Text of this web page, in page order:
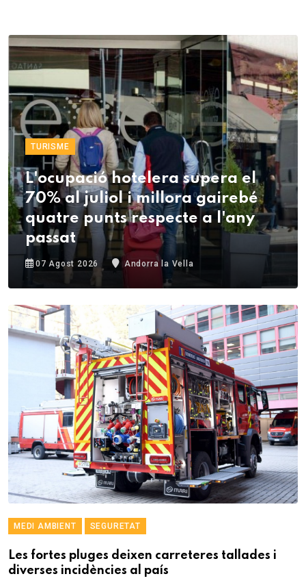
TURISME
L'ocupació hotelera supera el
70% al juliol i millora gairebé
quatre punts respecte a l'any
passat
07 Agost 2026 Andorra la Vella
MEDI AMBIENT SEGURETAT
Les fortes pluges deixen carreteres tallades i
diverses incidències al país